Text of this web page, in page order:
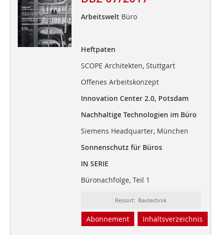
Arbeitswelt Büro
Heftpaten
SCOPE Architekten, Stuttgart
Offenes Arbeitskonzept
Innovation Center 2.0, Potsdam
Nachhaltige Technologien im Büro
Siemens Headquarter, München
Sonnenschutz für Büros
IN SERIE
Büronachfolge, Teil 1
Ressort: Bautechnik
Abonnement Inhaltsverzeichnis